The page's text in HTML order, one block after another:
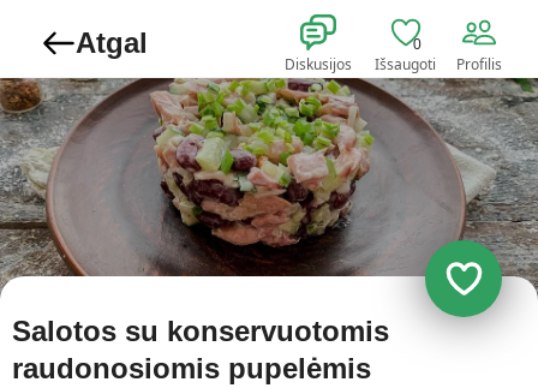
Atgal
Diskusijos
0
Išsaugoti Profilis
Salotos su konservuotomis
raudonosiomis pupelėmis